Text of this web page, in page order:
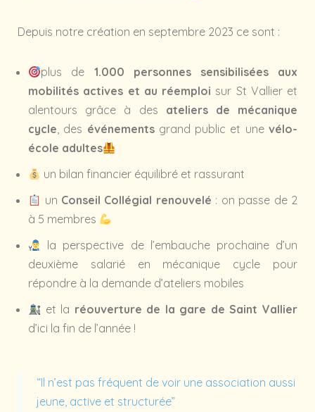
Depuis notre création en septembre 2023 ce sont :
plus de 1.000 personnes sensibilisées aux
mobilités actives et au réemploi sur St Vallier et
alentours grâce à des ateliers de mécanique
cycle, des événementsgrand public et unevélo-
école adultes
un bilan financier équilibré et rassurant
un Conseil Collégial renouvelé : on passe de 2
à 5 membres
la perspective de l’embauche prochaine d’un
deuxième salarié en mécanique cycle pour
répondre à la demande d’ateliers mobiles
et la réouverture de la gare de Saint Vallier
d’ici la fin de l’année !
“Il n’est pas fréquent de voir une association aussi
jeune, active et structurée”